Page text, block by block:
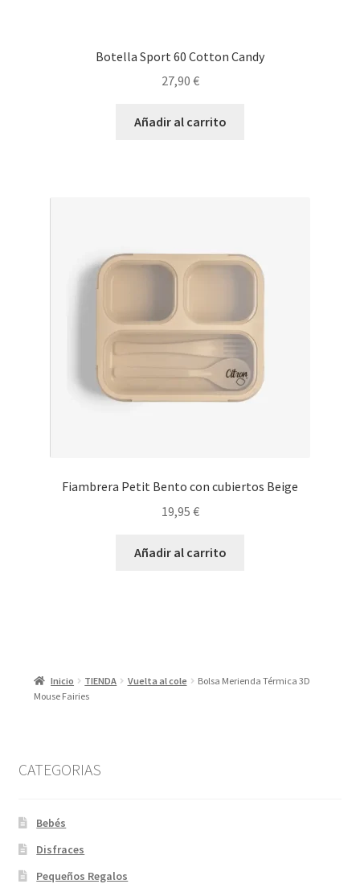
Botella Sport 60 Cotton Candy
27,90 €
Añadir al carrito
Fiambrera Petit Bento con cubiertos Beige
19,95 €
Añadir al carrito
Inicio TIENDA Vuelta al cole
Bolsa Merienda Térmica 3D
Mouse Fairies
CATEGORIAS
Bebés
Disfraces
Pequeños Regalos